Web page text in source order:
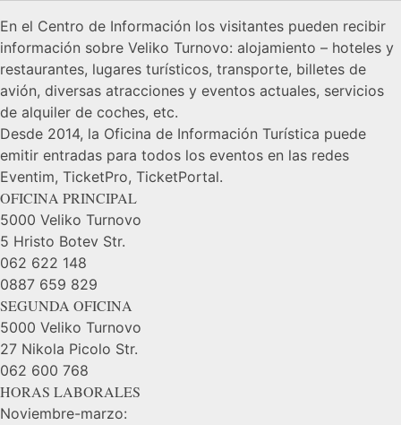
En el Centro de Información los visitantes pueden recibir
información sobre Veliko Turnovo: alojamiento – hoteles y
restaurantes, lugares turísticos, transporte, billetes de
avión, diversas atracciones y eventos actuales, servicios
de alquiler de coches, etc.
Desde 2014, la Oficina de Información Turística puede
emitir entradas para todos los eventos en las redes
Eventim, TicketPro, TicketPortal.
OFICINA PRINCIPAL
5000 Veliko Turnovo
5 Hristo Botev Str.
062 622 148
0887 659 829
SEGUNDA OFICINA
5000 Veliko Turnovo
27 Nikola Picolo Str.
062 600 768
HORAS LABORALES
Noviembre-marzo: